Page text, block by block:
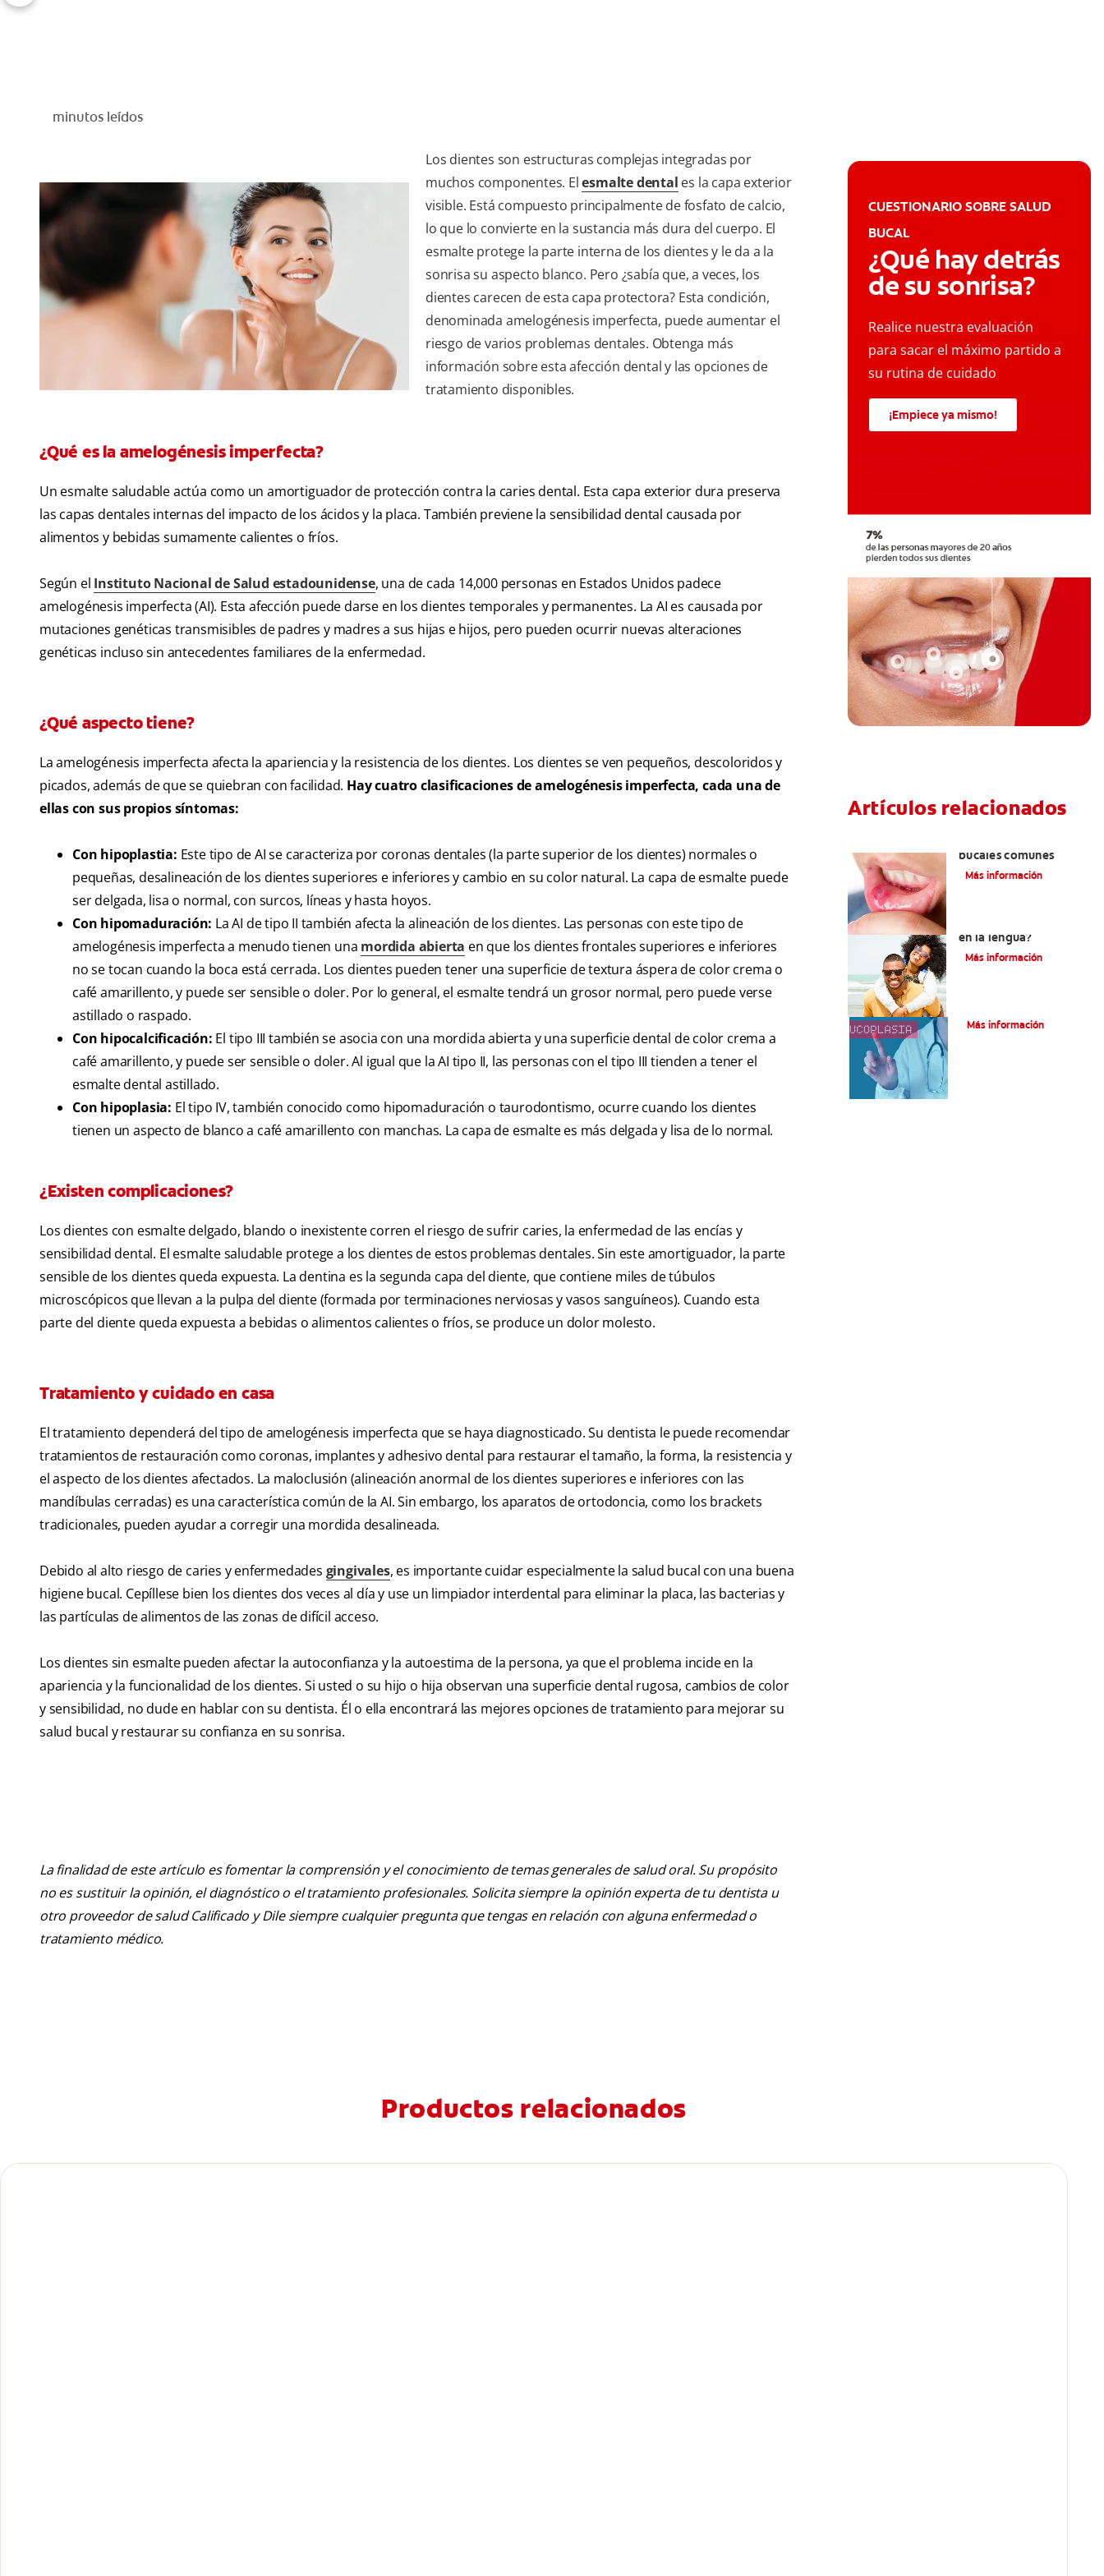
minutos leídos
Los dientes son estructuras complejas integradas por
muchos componentes. Elesmalte dental es la capa exterior
visible. Está compuesto principalmente de fosfato de calcio,
lo que lo convierte en la sustancia más dura del cuerpo. El
esmalte protege la parte interna de los dientes y le da a la
sonrisa su aspecto blanco. Pero ¿sabía que, a veces, los
dientes carecen de esta capa protectora? Esta condición,
denominada amelogénesis imperfecta, puede aumentar el
riesgo de varios problemas dentales. Obtenga más
información sobre esta afección dental y las opciones de
tratamiento disponibles.
¿Qué es la amelogénesis imperfecta?
Un esmalte saludable actúa como un amortiguador de protección contra la caries dental. Esta capa exterior dura preserva
las capas dentales internas del impacto de los ácidos y la placa. También previene la sensibilidad dental causada por
alimentos y bebidas sumamente calientes o fríos.
Según el Instituto Nacional de Salud estadounidense, una de cada 14,000 personas en Estados Unidos padece
amelogénesis imperfecta (AI). Esta afección puede darse en los dientes temporales y permanentes. La AI es causada por
mutaciones genéticas transmisibles de padres y madres a sus hijas e hijos, pero pueden ocurrir nuevas alteraciones
genéticas incluso sin antecedentes familiares de la enfermedad.
¿Qué aspecto tiene?
La amelogénesis imperfecta afecta la apariencia y la resistencia de los dientes. Los dientes se ven pequeños, descoloridos y
picados, además de que se quiebran con facilidad. Hay cuatro clasificaciones de amelogénesis imperfecta, cada una de
ellas con sus propios síntomas:
Con hipoplastia: Este tipo de AI se caracteriza por coronas dentales (la parte superior de los dientes) normales o
pequeñas, desalineación de los dientes superiores e inferiores y cambio en su color natural. La capa de esmalte puede
ser delgada, lisa o normal, con surcos, líneas y hasta hoyos.
Con hipomaduración: La AI de tipo II también afecta la alineación de los dientes. Las personas con este tipo de
amelogénesis imperfecta a menudo tienen una mordida abierta en que los dientes frontales superiores e inferiores
no se tocan cuando la boca está cerrada. Los dientes pueden tener una superficie de textura áspera de color crema o
café amarillento, y puede ser sensible o doler. Por lo general, el esmalte tendrá un grosor normal, pero puede verse
astillado o raspado.
Con hipocalcificación: El tipo III también se asocia con una mordida abierta y una superficie dental de color crema a
café amarillento, y puede ser sensible o doler. Al igual que la AI tipo II, las personas con el tipo III tienden a tener el
esmalte dental astillado.
Con hipoplasia: El tipo IV, también conocido como hipomaduración o taurodontismo, ocurre cuando los dientes
tienen un aspecto de blanco a café amarillento con manchas. La capa de esmalte es más delgada y lisa de lo normal.
¿Existen complicaciones?
Los dientes con esmalte delgado, blando o inexistente corren el riesgo de sufrir caries, la enfermedad de las encías y
sensibilidad dental. El esmalte saludable protege a los dientes de estos problemas dentales. Sin este amortiguador, la parte
sensible de los dientes queda expuesta. La dentina es la segunda capa del diente, que contiene miles de túbulos
microscópicos que llevan a la pulpa del diente (formada por terminaciones nerviosas y vasos sanguíneos). Cuando esta
parte del diente queda expuesta a bebidas o alimentos calientes o fríos, se produce un dolor molesto.
Tratamiento y cuidado en casa
El tratamiento dependerá del tipo de amelogénesis imperfecta que se haya diagnosticado. Su dentista le puede recomendar
tratamientos de restauración como coronas, implantes y adhesivo dental para restaurar el tamaño, la forma, la resistencia y
el aspecto de los dientes afectados. La maloclusión (alineación anormal de los dientes superiores e inferiores con las
mandíbulas cerradas) es una característica común de la AI. Sin embargo, los aparatos de ortodoncia, como los brackets
tradicionales, pueden ayudar a corregir una mordida desalineada.
Debido al alto riesgo de caries y enfermedades gingivales, es importante cuidar especialmente la salud bucal con una buena
higiene bucal. Cepíllese bien los dientes dos veces al día y use un limpiador interdental para eliminar la placa, las bacterias y
las partículas de alimentos de las zonas de difícil acceso.
Los dientes sin esmalte pueden afectar la autoconfianza y la autoestima de la persona, ya que el problema incide en la
apariencia y la funcionalidad de los dientes. Si usted o su hijo o hija observan una superficie dental rugosa, cambios de color
y sensibilidad, no dude en hablar con su dentista. Él o ella encontrará las mejores opciones de tratamiento para mejorar su
salud bucal y restaurar su confianza en su sonrisa.
La finalidad de este artículo es fomentar la comprensión y el conocimiento de temas generales de salud oral. Su propósito
no es sustituir la opinión, el diagnóstico o el tratamiento profesionales. Solicita siempre la opinión experta de tu dentista u
otro proveedor de salud Calificado y Dile siempre cualquier pregunta que tengas en relación con alguna enfermedad o
tratamiento médico.
CUESTIONARIO SOBRE SALUD
BUCAL
¿Qué hay detrás
de su sonrisa?
Realice nuestra evaluación
para sacar el máximo partido a
su rutina de cuidado
¡Empiece ya mismo!
Artículos relacionados
bucales comunes
Más información
en la lengua?
Más información
Más información
Productos relacionados